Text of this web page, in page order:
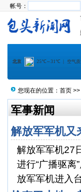
帐号：
您现在的位置： 首页 >>
军事新闻
解放军军机又
解放军军机27
进行“广播驱
放军军机进入